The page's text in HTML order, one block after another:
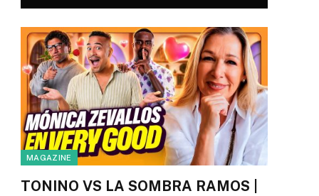
MAGAZINE
TONINO VS LA SOMBRA RAMOS |